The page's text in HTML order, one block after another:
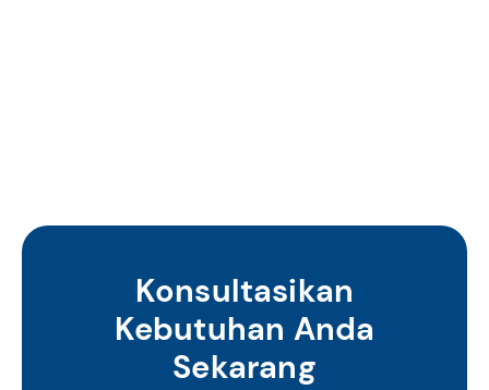
Konsultasikan
Kebutuhan Anda
Sekarang